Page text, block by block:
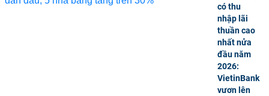
có thu
nhập lãi
thuần cao
nhất nửa
đầu năm
2026:
VietinBank
vươn lên